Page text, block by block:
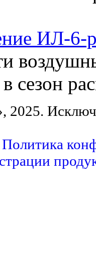
ИЛ-6-
сезон
2025.
Политика